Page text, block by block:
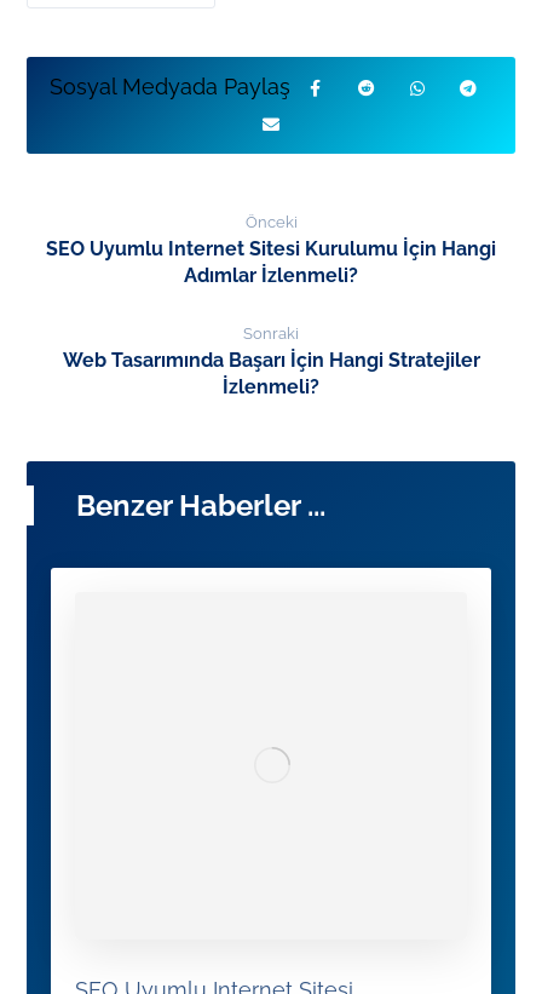
Önceki
SEO Uyumlu Internet Sitesi Kurulumu İçin Hangi
Adımlar İzlenmeli?
Sonraki
Web Tasarımında Başarı İçin Hangi Stratejiler
İzlenmeli?
Benzer Haberler ...